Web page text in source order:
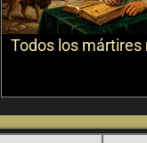
Todos los